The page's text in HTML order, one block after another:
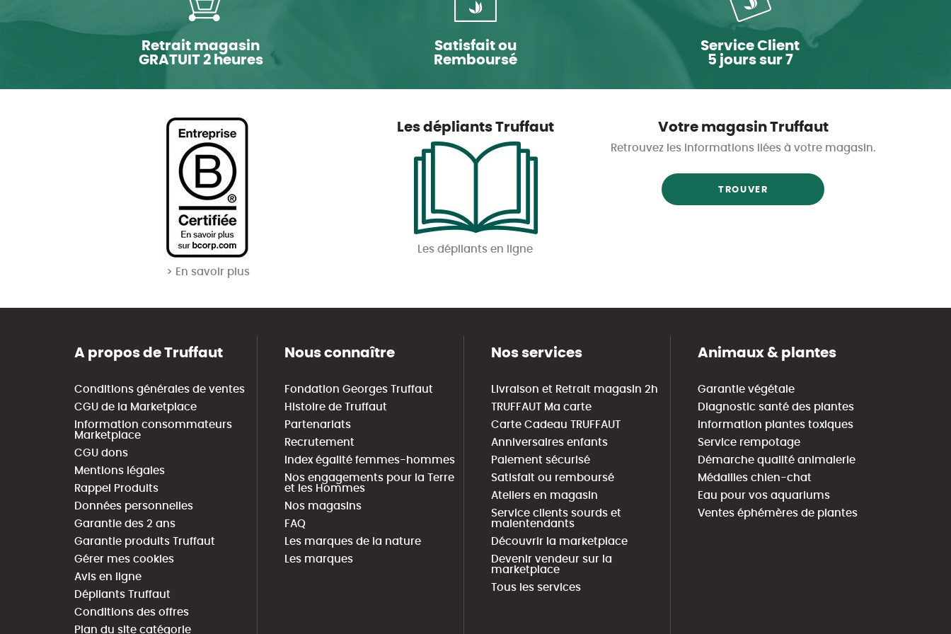
Retrait magasin
GRATUIT 2 heures
Satisfait ou
Remboursé
Service Client
5 jours sur 7
> En savoir plus
Les dépliants Truffaut
Les dépliants en ligne
Votre magasin Truffaut
Retrouvez les informations liées à votre magasin.
TROUVER
A propos de Truffaut
Conditions générales de ventes
CGU de la Marketplace
Information consommateurs
Marketplace
CGU dons
Mentions légales
Rappel Produits
Données personnelles
Garantie des 2 ans
Garantie produits Truffaut
Gérer mes cookies
Avis en ligne
Dépliants Truffaut
Conditions des offres
Plan du site catégorie
Nous connaître
Fondation Georges Truffaut
Histoire de Truffaut
Partenariats
Recrutement
Index égalité femmes-hommes
Nos engagements pour la Terre
et les Hommes
Nos magasins
FAQ
Les marques de la nature
Les marques
Nos services
Livraison et Retrait magasin 2h
TRUFFAUT Ma carte
Carte Cadeau TRUFFAUT
Anniversaires enfants
Paiement sécurisé
Satisfait ou remboursé
Ateliers en magasin
Service clients sourds et
malentendants
Découvrir la marketplace
Devenir vendeur sur la
marketplace
Tous les services
Animaux & plantes
Garantie végétale
Diagnostic santé des plantes
Information plantes toxiques
Service rempotage
Démarche qualité animalerie
Médailles chien-chat
Eau pour vos aquariums
Ventes éphémères de plantes